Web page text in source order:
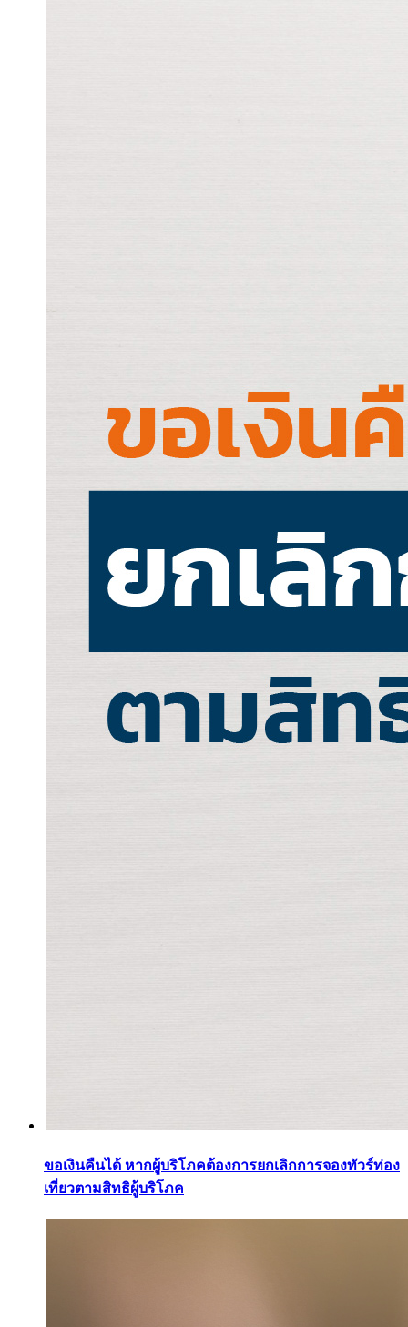
ขอเงินคืนได้ หากผู้บริโภคต้องการยกเลิกการจองทัวร์ท่อง
เที่ยวตามสิทธิผู้บริโภค